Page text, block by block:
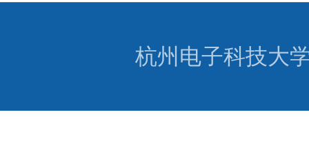
杭州电子科技大